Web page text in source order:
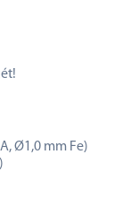
Ø1,0 mm Fe)